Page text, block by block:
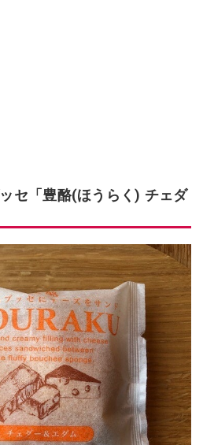
セ「豊酪(ほうらく) チェダ